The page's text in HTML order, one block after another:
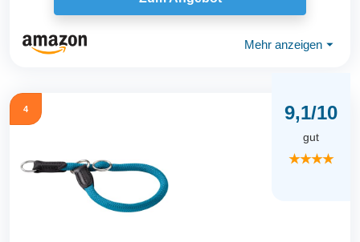
Mehr anzeigen ⏷
4 9,1/10
gut
★★★★